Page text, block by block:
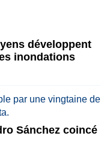
développent
inondations
Sánchez coincé